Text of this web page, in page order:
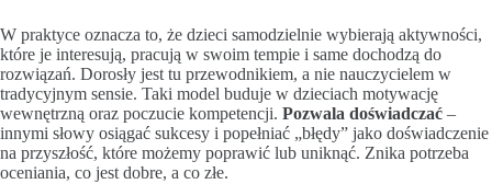
W praktyce oznacza to, że dzieci samodzielnie wybierają aktywności,
które je interesują, pracują w swoim tempie i same dochodzą do
rozwiązań. Dorosły jest tu przewodnikiem, a nie nauczycielem w
tradycyjnym sensie. Taki model buduje w dzieciach motywację
wewnętrzną oraz poczucie kompetencji. Pozwala doświadczać –
innymi słowy osiągać sukcesy i popełniać „błędy” jako doświadczenie
na przyszłość, które możemy poprawić lub uniknąć. Znika potrzeba
oceniania, co jest dobre, a co złe.